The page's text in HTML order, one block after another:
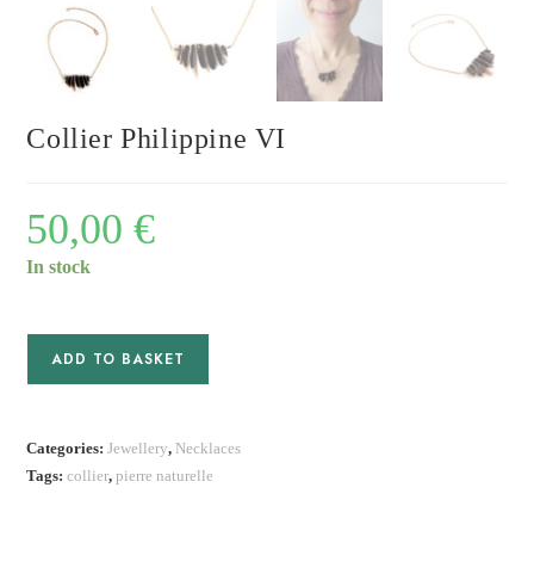
Collier Philippine VI
50,00€
In stock
ADD TO BASKET
Categories:Jewellery, Necklaces
Tags:collier,pierre naturelle